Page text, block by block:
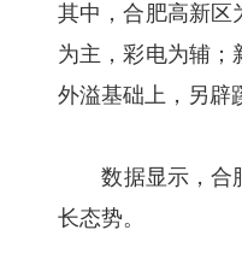
其中，合肥高新区
为主，彩电为辅；
外溢基础上，另辟
数据显示，合肥
长态势。